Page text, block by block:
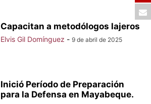
Capacitan a metodólogos lajeros
Elvis Gil Domínguez - 9 de abril de 2025
Inició Período de Preparación
para la Defensa en Mayabeque.